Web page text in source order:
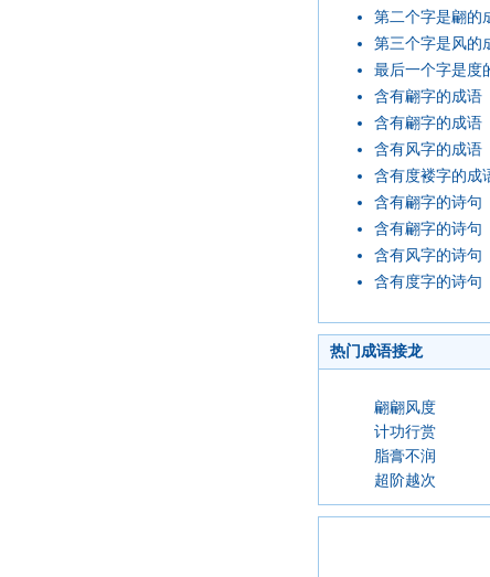
第二个字是翩的
第三个字是风的
最后一个字是度
含有翩字的成语
含有翩字的成语
含有风字的成语
含有度褛字的成
含有翩字的诗句
含有翩字的诗句
含有风字的诗句
含有度字的诗句
热门成语接龙
翩翩风度
计功行赏
脂膏不润
超阶越次